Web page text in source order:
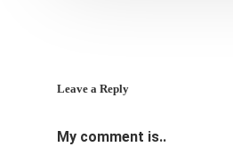
Leave a Reply
My comment is..